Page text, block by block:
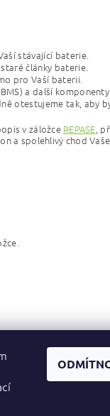
stávající baterie.
články baterie.
pro Vaší baterii.
a další
otestujeme tak, aby
v záložce REPASE,
a spolehlivý chod